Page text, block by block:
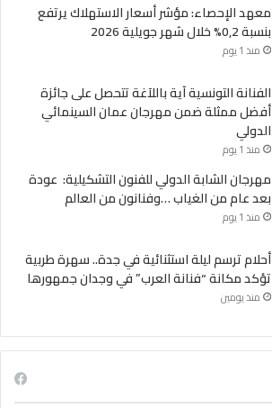
معهد الإحصاء: مؤشر أسعار الاستهلاك يرتفع
بنسبة 0,2% خلال شهر جويلية 2026
منذ 1 يوم
الفنانة التونسية آية باللآغة تتحصل على جائزة
أفضل ممثلة ضمن مهرجان عمان السينمائي
الدولي
منذ 1 يوم
مهرجان الشابة الدولي للفنون التشكيلية: عودة
بعد عام من الغياب …وفنانون من العالم
منذ 1 يوم
أحلام ترسم ليلة استثنائية في جدة.. سهرة طربية
تؤكد مكانة “فنانة العرب” في وجدان جمهورها
منذ يومين